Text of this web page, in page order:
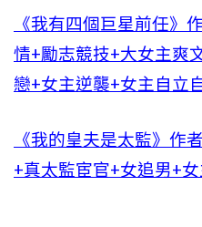
《我有四個巨星前任》
情+勵志競技+大女主爽
戀+女主逆襲+女主自立
《我的皇夫是太監》作
+真太監宦官+女追男+